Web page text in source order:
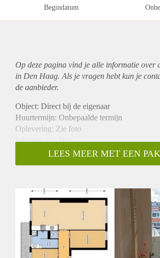
Begindatum
Op deze pagina vind je alle informatie over
in Den Haag. Als je vragen hebt kun je
de aanbieder.
Object: Direct bij de eigenaar
Huurtermijn: Onbepaalde termijn
Oplevering: Zie foto
Inkomen eis: Nee
Garantiestelling mogelijk: Nee
Borg: 1 Maand
Huisdieren toegestaan: Afhankelijk van de
Geschikt voor studenten: Afhankelijk van
LEES MEER MET EEN